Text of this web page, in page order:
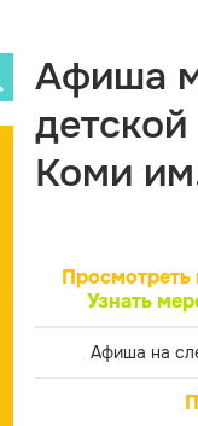
Афиша
Коми
Просмотреть
Узнать
Афиша на